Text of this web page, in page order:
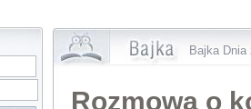
Bajka Dnia
Rozmowa o